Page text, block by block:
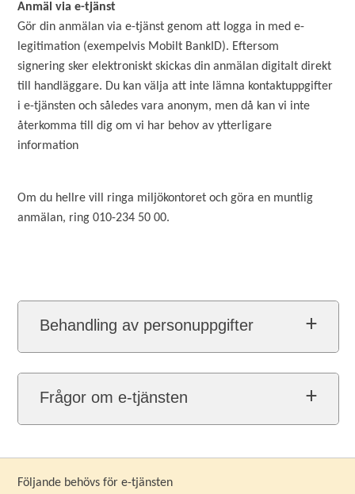
Anmäl via e-tjänst
Gör din anmälan via e-tjänst genom att logga in med e-
legitimation (exempelvis Mobilt BankID). Eftersom
signering sker elektroniskt skickas din anmälan digitalt direkt
till handläggare. Du kan välja att inte lämna kontaktuppgifter
i e-tjänsten och således vara anonym, men då kan vi inte
återkomma till dig om vi har behov av ytterligare
information
Om du hellre vill ringa miljökontoret och göra en muntlig
anmälan, ring 010-234 50 00.
Behandling av personuppgifter
Frågor om e-tjänsten
Följande behövs för e-tjänsten